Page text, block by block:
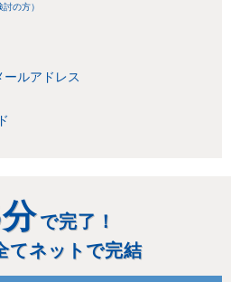
の方）
ールアドレス
で完了！
てネットで完結